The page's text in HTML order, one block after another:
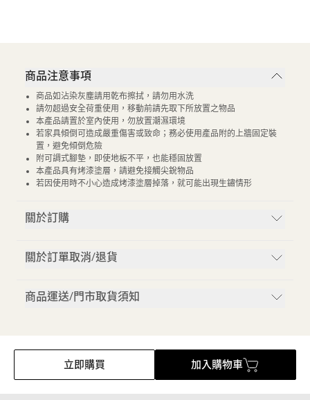
商品注意事項
商品如沾染灰塵請用乾布擦拭，請勿用水洗
請勿超過安全荷重使用，移動前請先取下所放置之物品
本產品請置於室內使用，勿放置潮濕環境
若家具傾倒可造成嚴重傷害或致命；務必使用產品附的上牆固定裝
置，避免傾倒危險
附可調式腳墊，即使地板不平，也能穩固放置
本產品具有烤漆塗層，請避免接觸尖銳物品
若因使用時不小心造成烤漆塗層掉落，就可能出現生鏽情形
關於訂購
關於訂單取消/退貨
商品運送/門市取貨須知
立即購買 加入購物車